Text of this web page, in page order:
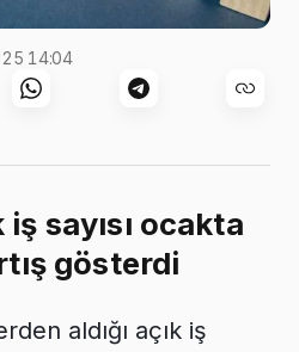
14:04
iş sayısı ocakta
gösterdi
aldığı açık iş